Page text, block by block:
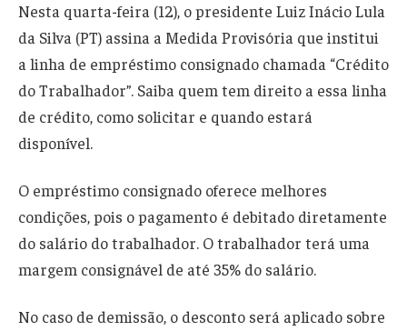
Nesta quarta-feira (12), o presidente Luiz Inácio Lula
da Silva (PT) assina a Medida Provisória que institui
a linha de empréstimo consignado chamada “Crédito
do Trabalhador”. Saiba quem tem direito a essa linha
de crédito, como solicitar e quando estará
disponível.
O empréstimo consignado oferece melhores
condições, pois o pagamento é debitado diretamente
do salário do trabalhador. O trabalhador terá uma
margem consignável de até 35% do salário.
No caso de demissão, o desconto será aplicado sobre